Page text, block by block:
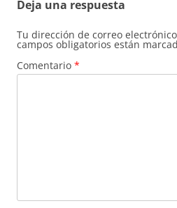
Deja una respuesta
Tu dirección de correo
campos obligatorios están
Comentario *